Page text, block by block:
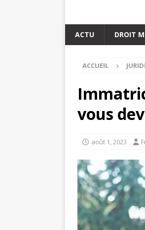
ACTU DROIT
ACCUEIL
vous
août 1, 2023